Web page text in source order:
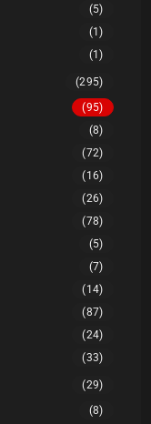
(5)
(1)
(1)
(295)
(95)
(8)
(72)
(16)
(26)
(78)
(5)
(7)
(14)
(87)
(24)
(33)
(29)
(8)